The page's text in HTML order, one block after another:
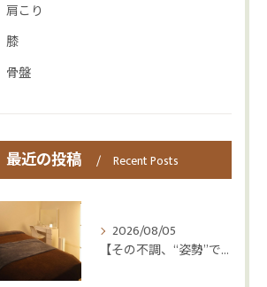
肩こり
膝
骨盤
最近の投稿 Recent Posts
2026/08/05
【その不調、“姿勢”ではなく“呼吸”かもしれません😮‍💨】